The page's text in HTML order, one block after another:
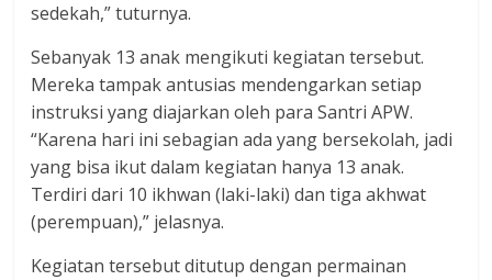
sedekah,” tuturnya.
Sebanyak 13 anak mengikuti kegiatan tersebut.
Mereka tampak antusias mendengarkan setiap
instruksi yang diajarkan oleh para Santri APW.
“Karena hari ini sebagian ada yang bersekolah, jadi
yang bisa ikut dalam kegiatan hanya 13 anak.
Terdiri dari 10 ikhwan (laki-laki) dan tiga akhwat
(perempuan),” jelasnya.
Kegiatan tersebut ditutup dengan permainan